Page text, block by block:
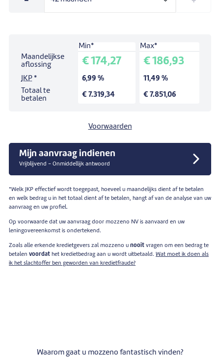
Simulatie voor een lening van:
Looptijd:42 maanden.
Min*
Max*
Maandelijkse
aflossing
€ 174,27 € 186,93
JKP * 6,99 %
11,49 %
Totaal te
betalen
€ 7.319,34 € 7.851,06
Voorwaarden
Mijn aanvraag indienen
Vrijblijvend - Onmiddellijk antwoord
*Welk JKP effectief wordt toegepast, hoeveel u maandelijks dient af te betalen
en welk bedrag u in het totaal dient af te betalen, hangt af van de analyse van uw
aanvraag en uw profiel.
Op voorwaarde dat uw aanvraag door mozzeno NV is aanvaard en uw
leningovereenkomst is ondertekend.
Zoals alle erkende kredietgevers zal mozzeno u nooit vragen om een bedrag te
betalen voordat het kredietbedrag aan u wordt uitbetaald. Wat moet ik doen als
ik het slachtoffer ben geworden van kredietfraude?
Waarom gaat u mozzeno fantastisch vinden?